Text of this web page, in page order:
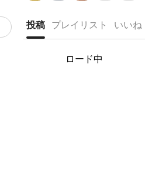
投稿 プレイリスト いいね
ロード中